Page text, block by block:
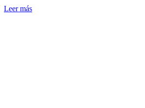
Leer más